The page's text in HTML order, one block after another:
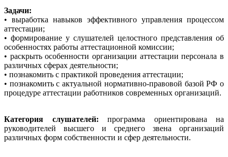
Задачи:
• выработка навыков эффективного управления процессом
аттестации;
• формирование у слушателей целостного представления об
особенностях работы аттестационной комиссии;
• раскрыть особенности организации аттестации персонала в
различных сферах деятельности;
• познакомить с практикой проведения аттестации;
• познакомить с актуальной нормативно-правовой базой РФ о
процедуре аттестации работников современных организаций.
Категория слушателей: программа ориентирована на
руководителей высшего и среднего звена организаций
различных форм собственности и сфер деятельности.